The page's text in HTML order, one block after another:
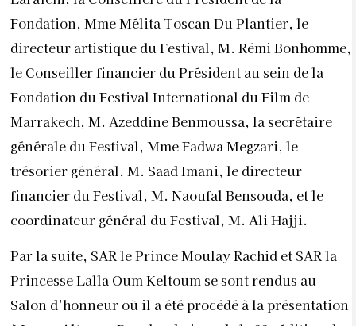
Fondation, Mme Mélita Toscan Du Plantier, le
directeur artistique du Festival, M. Rémi Bonhomme,
le Conseiller financier du Président au sein de la
Fondation du Festival International du Film de
Marrakech, M. Azeddine Benmoussa, la secrétaire
générale du Festival, Mme Fadwa Megzari, le
trésorier général, M. Saad Imani, le directeur
financier du Festival, M. Naoufal Bensouda, et le
coordinateur général du Festival, M. Ali Hajji.
Par la suite, SAR le Prince Moulay Rachid et SAR la
Princesse Lalla Oum Keltoum se sont rendus au
Salon d’honneur où il a été procédé à la présentation